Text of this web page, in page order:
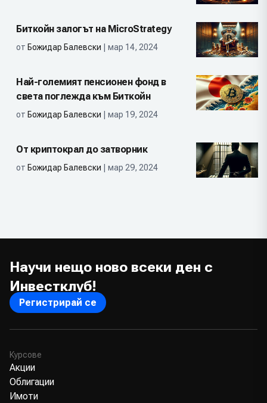
Биткойн залогът на MicroStrategy
от Божидар Балевски | мар 14, 2024
Най-големият пенсионен фонд в
света поглежда към Биткойн
от Божидар Балевски | мар 19, 2024
От криптокрал до затворник
от Божидар Балевски | мар 29, 2024
Научи нещо ново всеки ден с
Инвестклуб!
Регистрирай се
Курсове
Акции
Облигации
Имоти